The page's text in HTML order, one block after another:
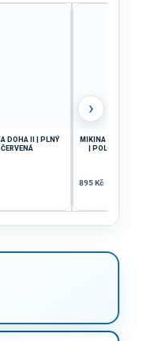
DOHA II | PLNÝ
MIKINA JOMA
| POLOZIP |
895 Kč
›